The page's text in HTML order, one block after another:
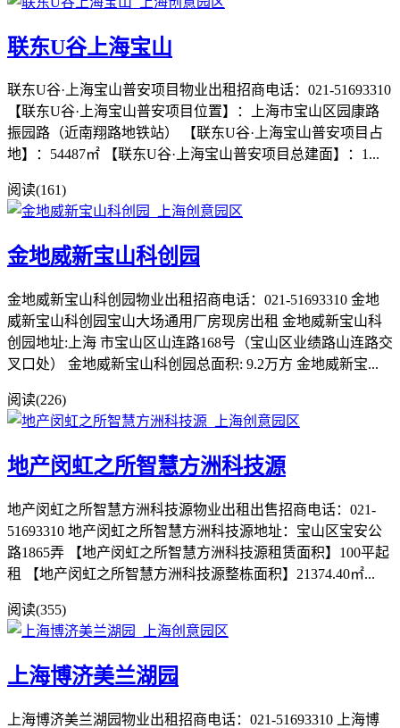
联东U谷上海宝山
联东U谷·上海宝山普安项目物业出租招商电话：021-51693310
【联东U谷·上海宝山普安项目位置】：上海市宝山区园康路
振园路（近南翔路地铁站） 【联东U谷·上海宝山普安项目占
地】：54487㎡ 【联东U谷·上海宝山普安项目总建面】：1...
阅读(161)
金地威新宝山科创园
金地威新宝山科创园物业出租招商电话：021-51693310 金地
威新宝山科创园宝山大场通用厂房现房出租 金地威新宝山科
创园地址:上海 市宝山区山连路168号（宝山区业绩路山连路交
叉口处） 金地威新宝山科创园总面积: 9.2万方 金地威新宝...
阅读(226)
地产闵虹之所智慧方洲科技源
地产闵虹之所智慧方洲科技源物业出租出售招商电话：021-
51693310 地产闵虹之所智慧方洲科技源地址：宝山区宝安公
路1865弄 【地产闵虹之所智慧方洲科技源租赁面积】100平起
租 【地产闵虹之所智慧方洲科技源整栋面积】21374.40㎡...
阅读(355)
上海博济美兰湖园
上海博济美兰湖园物业出租招商电话：021-51693310 上海博